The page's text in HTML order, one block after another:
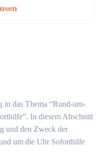
das Thema “Rund-um-
In diesem Abschnitt
und den Zweck der
um die Uhr Soforthilfe